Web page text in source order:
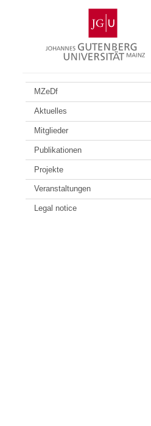
Gutenberg
University
Mainz
MZeDf
Aktuelles
Mitglieder
Publikationen
Projekte
Veranstaltungen
Legal notice